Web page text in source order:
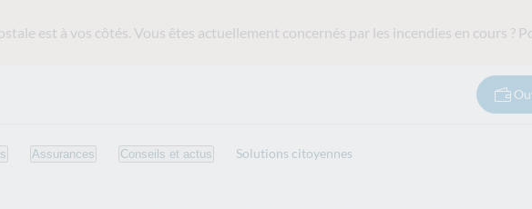
est à vos côtés. Vous êtes actuellement concernés par les incendies en cours ?
Assurances Conseils et actus Solutions citoyennes